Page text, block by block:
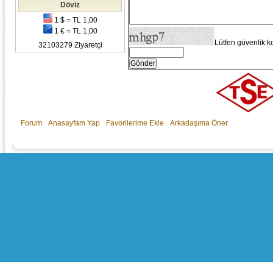
Lütfen güvenlik
Döviz
1 $ = TL 1,00
1 € = TL 1,00
32103279 Ziyaretçi
Forum Anasayfam Yap Favorilerime Ekle Arkadaşıma Öner